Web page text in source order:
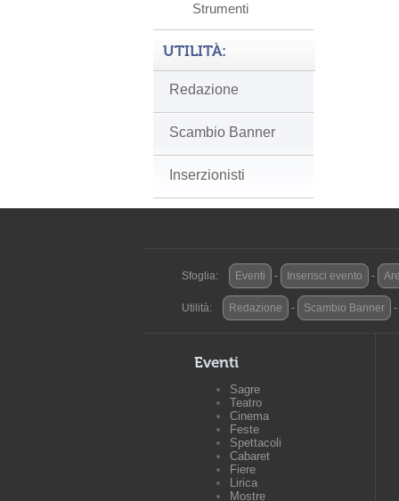
Strumenti
UTILITÀ:
Redazione
Scambio Banner
Inserzionisti
Sfoglia: Eventi - Inserisci evento -
Utilità: Redazione - Scambio Banner -
Eventi
Sagre
Teatro
Cinema
Feste
Spettacoli
Cabaret
Fiere
Lirica
Mostre